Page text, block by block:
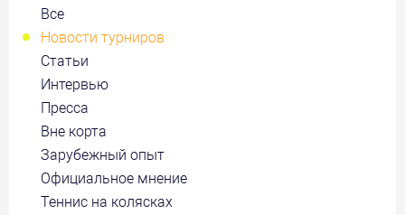
Все
Новости турниров
Статьи
Интервью
Пресса
Вне корта
Зарубежный опыт
Официальное мнение
Теннис на колясках